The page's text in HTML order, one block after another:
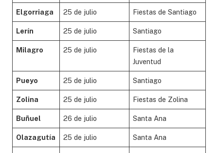
Elgorriaga 25 de julio Fiestas de Santiago
Lerín 25 de julio Santiago
Milagro 25 de julio
Fiestas de la
Juventud
Pueyo 25 de julio Santiago
Zolina 25 de julio Fiestas de Zolina
Buñuel 26 de julio Santa Ana
Olazagutía 25 de julio Santa Ana